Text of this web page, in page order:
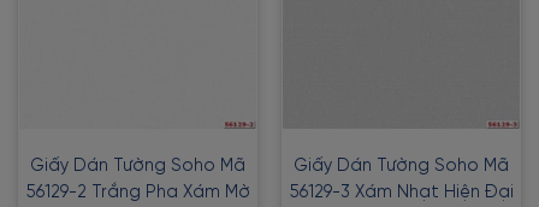
Giấy Dán Tường Soho Mã
56129-2 Trắng Pha Xám Mờ
Giấy Dán Tường Soho Mã
56129-3 Xám Nhạt Hiện Đại